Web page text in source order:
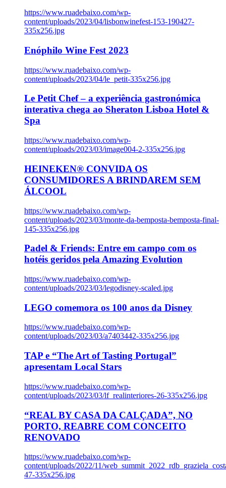
https://www.ruadebaixo.com/wp-
content/uploads/2023/04/lisbonwinefest-153-190427-
335x256.jpg
Enóphilo Wine Fest 2023
https://www.ruadebaixo.com/wp-
content/uploads/2023/04/le_petit-335x256.jpg
Le Petit Chef – a experiência gastronómica
interativa chega ao Sheraton Lisboa Hotel &
Spa
https://www.ruadebaixo.com/wp-
content/uploads/2023/03/image004-2-335x256.jpg
HEINEKEN® CONVIDA OS
CONSUMIDORES A BRINDAREM SEM
ÁLCOOL
https://www.ruadebaixo.com/wp-
content/uploads/2023/03/monte-da-bemposta-bemposta-final-
145-335x256.jpg
Padel & Friends: Entre em campo com os
hotéis geridos pela Amazing Evolution
https://www.ruadebaixo.com/wp-
content/uploads/2023/03/legodisney-scaled.jpg
LEGO comemora os 100 anos da Disney
https://www.ruadebaixo.com/wp-
content/uploads/2023/03/a7403442-335x256.jpg
TAP e “The Art of Tasting Portugal”
apresentam Local Stars
https://www.ruadebaixo.com/wp-
content/uploads/2023/03/lf_realinteriores-26-335x256.jpg
“REAL BY CASA DA CALÇADA”, NO
PORTO, REABRE COM CONCEITO
RENOVADO
https://www.ruadebaixo.com/wp-
content/uploads/2022/11/
47-335x256.jpg